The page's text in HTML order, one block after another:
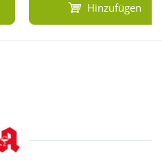
Hinzufügen